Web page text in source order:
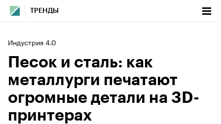
ТРЕНДЫ
Индустрия 4.0
Песок и сталь: как
металлурги печатают
огромные детали на 3D-
принтерах